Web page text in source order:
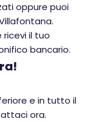
oppure puoi
il tuo
bancario.
e in tutto il
ora.